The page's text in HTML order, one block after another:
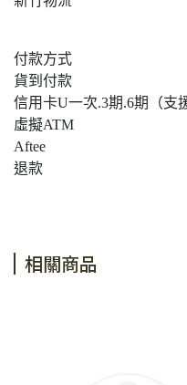
付款方式
貨到付款
信用卡U一次.3期.6期（支援
虛擬ATM
Aftee
退款
相關商品